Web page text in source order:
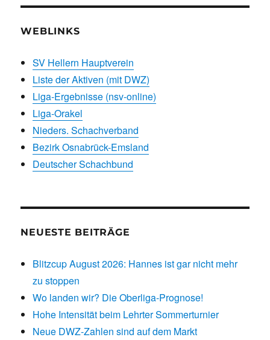
WEBLINKS
SV Hellern Hauptverein
Liste der Aktiven (mit DWZ)
Liga-Ergebnisse (nsv-online)
Liga-Orakel
Nieders. Schachverband
Bezirk Osnabrück-Emsland
Deutscher Schachbund
NEUESTE BEITRÄGE
Blitzcup August 2026: Hannes ist gar nicht mehr
zu stoppen
Wo landen wir? Die Oberliga-Prognose!
Hohe Intensität beim Lehrter Sommerturnier
Neue DWZ-Zahlen sind auf dem Markt